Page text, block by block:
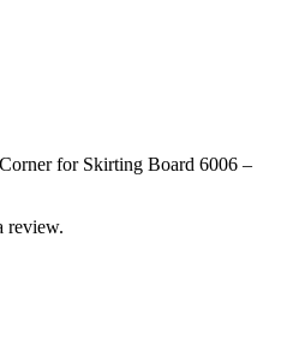
for Skirting Board 6006 –
review.